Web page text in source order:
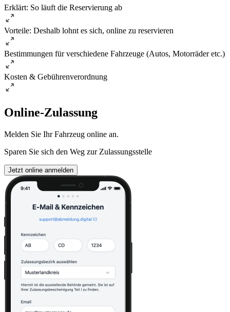
Erklärt: So läuft die Reservierung ab
Vorteile: Deshalb lohnt es sich, online zu reservieren
Bestimmungen für verschiedene Fahrzeuge (Autos, Motorräder etc.)
Kosten & Gebührenverordnung
Online-Zulassung
Melden Sie Ihr Fahrzeug online an.
Sparen Sie sich den Weg zur Zulassungsstelle
Jetzt online anmelden